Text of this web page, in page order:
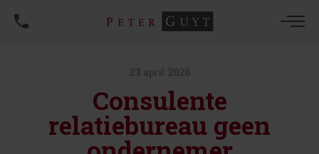
Consulente
relatiebureau geen